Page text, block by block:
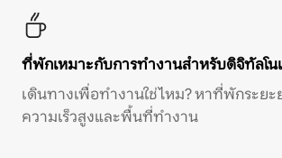
ที่พักเหมาะกับการทำงานสำหรับดิจิทัลโ
เดินทางเพื่อทำงานใช่ไหม? หาที่พักระยะ
ความเร็วสูงและพื้นที่ทำงาน